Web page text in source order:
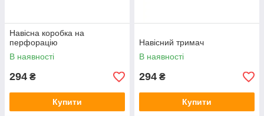
Навісна коробка на
перфорацію
В наявності
294 ₴
Купити
Навісний тримач
В наявності
294 ₴
Купити